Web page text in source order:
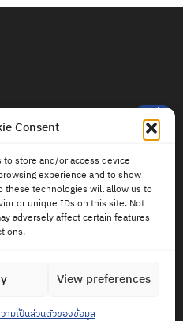
Consent
store and/or access device
experience and to show
these technologies will allow us to
or unique IDs on this site. Not
adversely affect certain features
View preferences
ามเป็นส่วนตัวของข้อมูล
ติดต่อ
แอดมิน